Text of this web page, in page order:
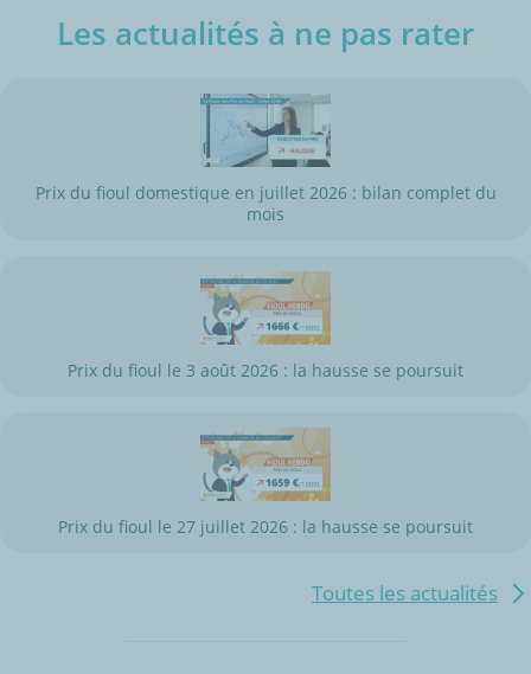
Les actualités à ne pas rater
Prix du fioul domestique en juillet 2026 : bilan complet du
mois
Prix du fioul le 3 août 2026 : la hausse se poursuit
Prix du fioul le 27 juillet 2026 : la hausse se poursuit
Toutes les actualités